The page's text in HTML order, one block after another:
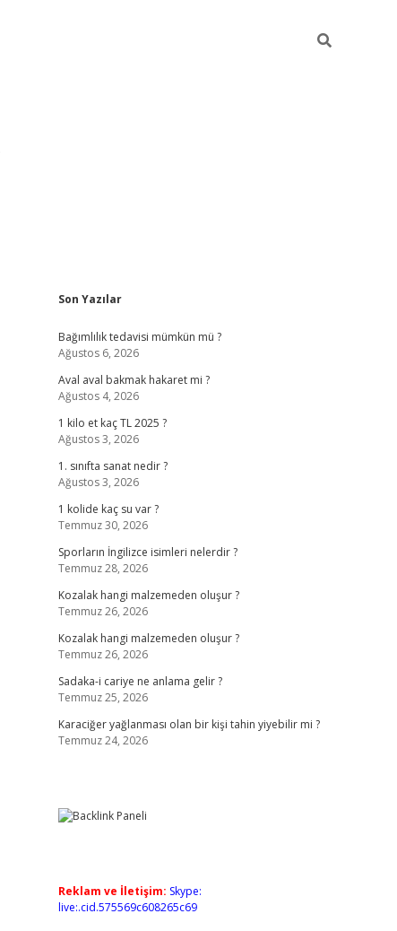
Sidebar
Son Yazılar
Bağımlılık tedavisi mümkün mü ?
Ağustos 6, 2026
Aval aval bakmak hakaret mi ?
Ağustos 4, 2026
1 kilo et kaç TL 2025 ?
Ağustos 3, 2026
1. sınıfta sanat nedir ?
Ağustos 3, 2026
1 kolide kaç su var ?
Temmuz 30, 2026
Sporların İngilizce isimleri nelerdir ?
Temmuz 28, 2026
Kozalak hangi malzemeden oluşur ?
Temmuz 26, 2026
Kozalak hangi malzemeden oluşur ?
Temmuz 26, 2026
Sadaka-i cariye ne anlama gelir ?
Temmuz 25, 2026
Karaciğer yağlanması olan bir kişi tahin yiyebilir mi ?
Temmuz 24, 2026
Reklam ve İletişim: Skype:
live:.cid.575569c608265c69